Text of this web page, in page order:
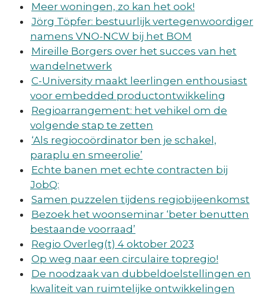
Meer woningen, zo kan het ook!
Jörg Töpfer: bestuurlijk vertegenwoordiger
namens VNO-NCW bij het BOM
Mireille Borgers over het succes van het
wandelnetwerk
C-University maakt leerlingen enthousiast
voor embedded productontwikkeling
Regioarrangement: het vehikel om de
volgende stap te zetten
‘Als regiocoördinator ben je schakel,
paraplu en smeerolie’
Echte banen met echte contracten bij
JobQ:
Samen puzzelen tijdens regiobijeenkomst
Bezoek het woonseminar ‘beter benutten
bestaande voorraad’
Regio Overleg(t) 4 oktober 2023
Op weg naar een circulaire topregio!
De noodzaak van dubbeldoelstellingen en
kwaliteit van ruimtelijke ontwikkelingen